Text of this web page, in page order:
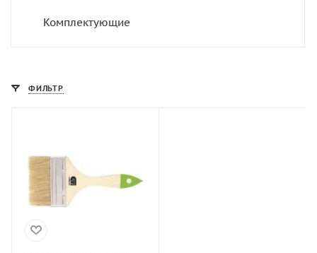
Комплектующие
ФИЛЬТР